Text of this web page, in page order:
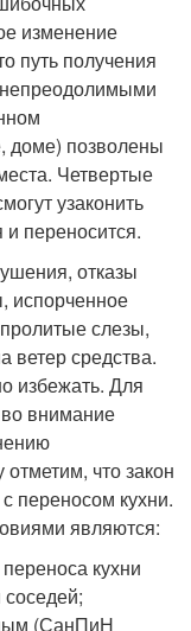
изменение
путь получения
доме) позволены
Четвертые
узаконить
переносится.
отказы
испорченное
слезы,
средства.
избежать. Для
внимание
что закон
переносом кухни.
являются:
кухни
(СанПиН